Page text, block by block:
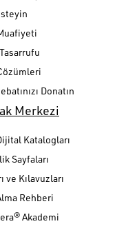
Donatın
Merkezi
Katalogları
Sayfaları
ve Kılavuzları
Rehberi
Akademi